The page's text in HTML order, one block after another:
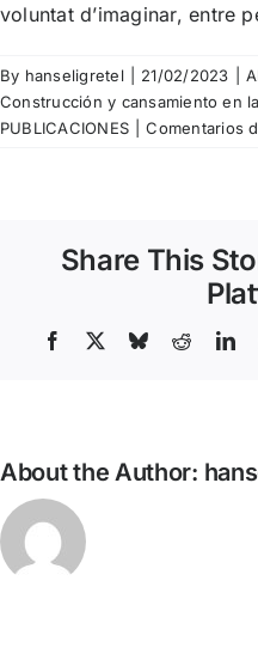
voluntat d’imaginar, entre
By hanseligretel 21/02/2023
Construcción y cansamiento en
PUBLICACIONES
Comentarios
Share This
Facebook BlueskyReddit
About the Author: